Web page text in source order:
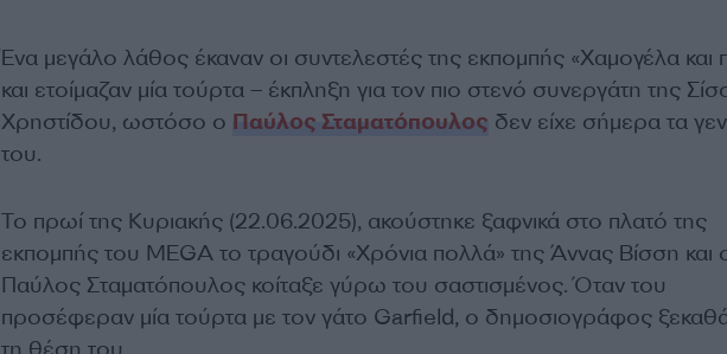
Ένα μεγάλο λάθος έκαναν οι συντελεστές της εκπομπής «Χαμογέλα και
και ετοίμαζαν μία τούρτα – έκπληξη για τον πιο στενό συνεργάτη της
Χρηστίδου, ωστόσο ο Παύλος Σταματόπουλος δεν είχε σήμερα τα
του.
Το πρωί της Κυριακής (22.06.2025), ακούστηκε ξαφνικά στο πλατό της
εκπομπής του MEGA το τραγούδι «Χρόνια πολλά» της Άννας Βίσση και
Παύλος Σταματόπουλος κοίταξε γύρω του σαστισμένος. Όταν του
προσέφεραν μία τούρτα με τον γάτο Garfield, ο δημοσιογράφος